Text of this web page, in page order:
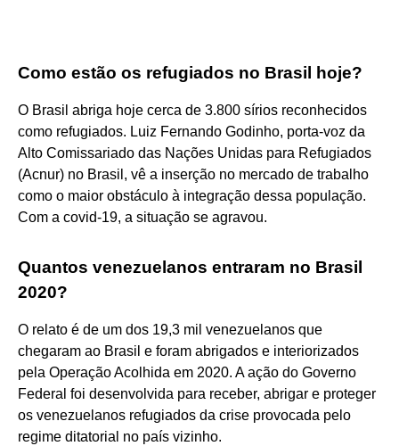
Como estão os refugiados no Brasil hoje?
O Brasil abriga hoje cerca de 3.800 sírios reconhecidos
como refugiados. Luiz Fernando Godinho, porta-voz da
Alto Comissariado das Nações Unidas para Refugiados
(Acnur) no Brasil, vê a inserção no mercado de trabalho
como o maior obstáculo à integração dessa população.
Com a covid-19, a situação se agravou.
Quantos venezuelanos entraram no Brasil
2020?
O relato é de um dos 19,3 mil venezuelanos que
chegaram ao Brasil e foram abrigados e interiorizados
pela Operação Acolhida em 2020. A ação do Governo
Federal foi desenvolvida para receber, abrigar e proteger
os venezuelanos refugiados da crise provocada pelo
regime ditatorial no país vizinho.